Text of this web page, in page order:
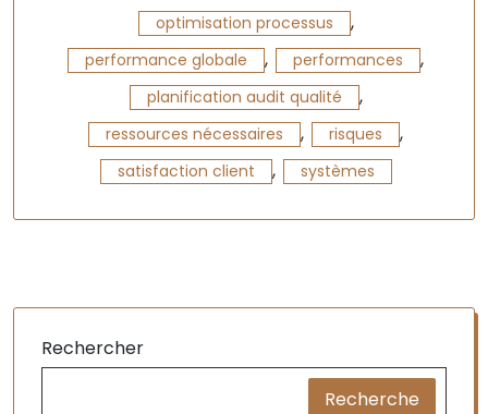
optimisation processus ,
performance globale , performances ,
planification audit qualité ,
ressources nécessaires , risques ,
satisfaction client , systèmes
Rechercher
Recherche